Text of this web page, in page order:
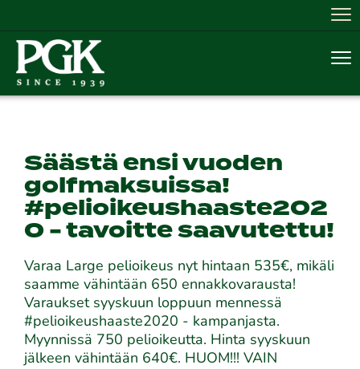
Säästä ensi vuoden
golfmaksuissa!
#pelioikeushaaste202
0 - tavoitte saavutettu!
Varaa Large pelioikeus nyt hintaan 535€, mikäli
saamme vähintään 650 ennakkovarausta!
Varaukset syyskuun loppuun mennessä
#pelioikeushaaste2020 - kampanjasta.
Myynnissä 750 pelioikeutta. Hinta syyskuun
jälkeen vähintään 640€. HUOM!!! VAIN